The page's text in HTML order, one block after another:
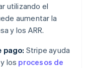
utilizando el
aumentar la
y los ARR.
pago: Stripe ayuda
y los procesos de